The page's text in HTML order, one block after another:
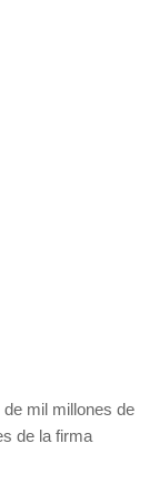
mil millones de
de la firma